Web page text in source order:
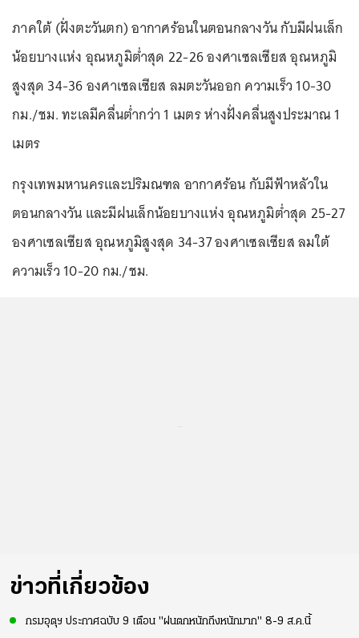
ภาคใต้ (ฝั่งตะวันตก) อากาศร้อนในตอนกลางวัน กับมีฝนเล็ก
น้อยบางแห่ง อุณหภูมิต่ำสุด 22-26 องศาเซลเซียส อุณหภูมิ
สูงสุด 34-36 องศาเซลเซียส ลมตะวันออก ความเร็ว 10-30
กม./ชม. ทะเลมีคลื่นต่ำกว่า 1 เมตร ห่างฝั่งคลื่นสูงประมาณ 1
เมตร
กรุงเทพมหานครและปริมณฑล อากาศร้อน กับมีฟ้าหลัวใน
ตอนกลางวัน และมีฝนเล็กน้อยบางแห่ง อุณหภูมิต่ำสุด 25-27
องศาเซลเซียส อุณหภูมิสูงสุด 34-37 องศาเซลเซียส ลมใต้
ความเร็ว 10-20 กม./ชม.
ข่าวที่เกี่ยวข้อง
กรมอุตุฯ ประกาศฉบับ 9 เตือน "ฝนตกหนักถึงหนักมาก" 8-9 ส.ค.นี้